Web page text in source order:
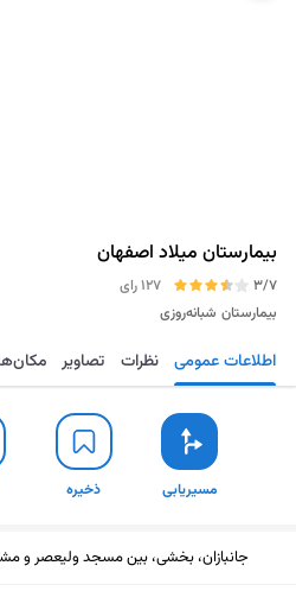
بیمارستان میلاد اصفهان
3/7
127 رای
بیمارستان شبانه‌روزی
مسیریابی ذخیره اطلاعات عمومی نظرات تصاویر
مسیریابی ذخیره
جانبازان، بخشی، بین مسجد ولیعصر و